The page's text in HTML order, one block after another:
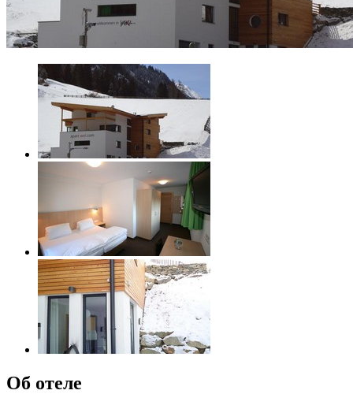
Об отеле